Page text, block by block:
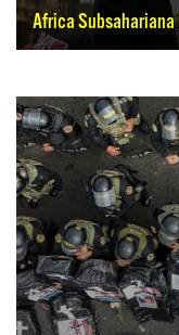
Africa Subsahariana